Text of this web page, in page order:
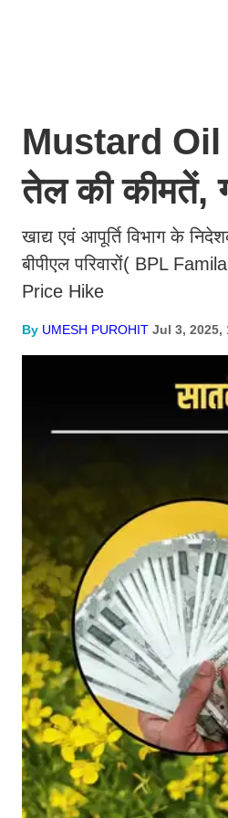
Mustard Oil
तेल की कीमतें,
खाद्य एवं आपूर्ति विभाग के
बीपीएल परिवारों( BPL
Price Hike
By UMESH PUROHIT Jul 3, 2025,